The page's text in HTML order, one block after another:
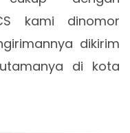
kami dinomor
dikirim
di kota